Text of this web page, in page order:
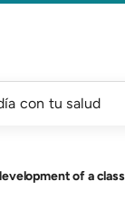
con tu salud
of a